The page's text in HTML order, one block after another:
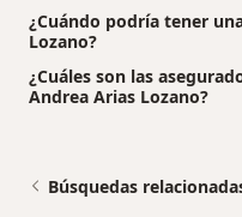
¿Cuándo podría tener
Lozano?
¿Cuáles son las
Andrea Arias Lozano?
Búsquedas